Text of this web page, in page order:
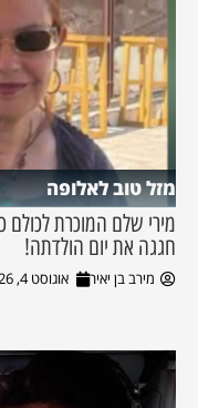
מזל טוב לאלופה
מירי שלם המוכרת לכולם
חגגה את יום הולדתה!
מירב בן יאיר אוגוסט 4, 2026